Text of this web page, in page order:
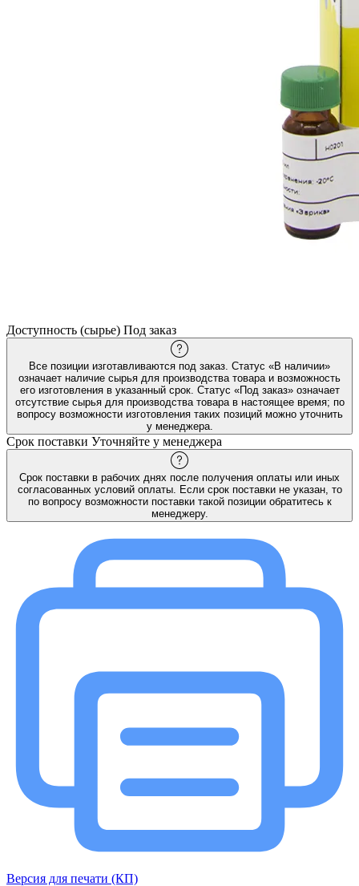
Доступность (сырье) Под заказ
Все позиции изготавливаются под заказ. Статус «В наличии»
означает наличие сырья для производства товара и возможность
его изготовления в указанный срок. Статус «Под заказ» означает
отсутствие сырья для производства товара в настоящее время; по
вопросу возможности изготовления таких позиций можно уточнить
у менеджера.
Срок поставки Уточняйте у менеджера
Срок поставки в рабочих днях после получения оплаты или иных
согласованных условий оплаты. Если срок поставки не указан, то
по вопросу возможности поставки такой позиции обратитесь к
менеджеру.
Версия для печати (КП)